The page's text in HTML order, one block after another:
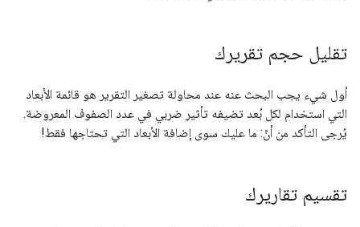
تقليل حجم تقريرك
أول شيء يجب البحث عنه عند محاولة تصغير التقرير هو قائمة الأبعاد
التي استخدام لكل بُعد تضيفه تأثير ضربي في عدد الصفوف المعروضة.
يُرجى التأكد من أنّ: ما عليك سوى إضافة الأبعاد التي تحتاجها فقط!
تقسيم تقاريرك